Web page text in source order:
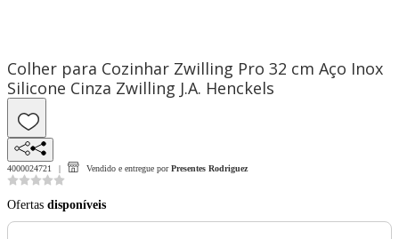
Colher para Cozinhar Zwilling Pro 32 cm Aço Inox
Silicone Cinza Zwilling J.A. Henckels
4000024721 Vendido e entregue por Presentes Rodriguez
Ofertas disponíveis